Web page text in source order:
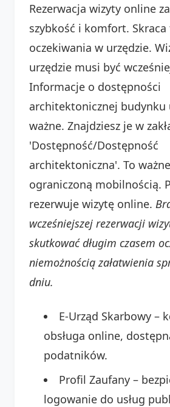
Rezerwacja wizyty online
szybkość i komfort. Skraca
oczekiwania w urzędzie.
urzędzie musi być
Informacje o dostępności
architektonicznej budynku
ważne. Znajdziesz je w
'Dostępność/Dostępność
architektoniczna'. To
ograniczoną mobilnością.
rezerwuje wizytę online.
wcześniejszej rezerwacji
skutkować długim czasem
niemożnością załatwienia
dniu.
E-Urząd Skarbowy –
obsługa online,
podatników.
Profil Zaufany –
logowanie do usług